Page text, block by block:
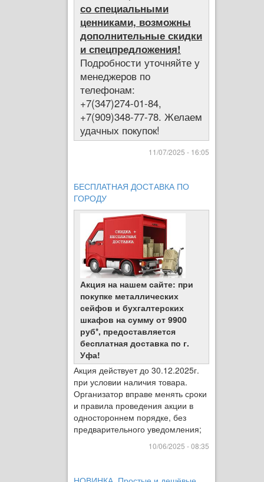
со специальными
ценниками, возможны
дополнительные скидки
и спецпредложения!
Подробности уточняйте у
менеджеров по
телефонам:
+7(347)274-01-84,
+7(909)348-77-78. Желаем
удачных покупок!
11/07/2025 - 16:05
БЕСПЛАТНАЯ ДОСТАВКА ПО
ГОРОДУ
Акция на нашем сайте: при
покупке металлических
сейфов и бухгалтерских
шкафов на сумму от 9900
руб*, предоставляется
бесплатная доставка по г.
Уфа!
Акция действует до 30.12.2025г.
при условии наличия товара.
Организатор вправе менять сроки
и правила проведения акции в
одностороннем порядке, без
предварительного уведомления;
10/06/2025 - 08:35